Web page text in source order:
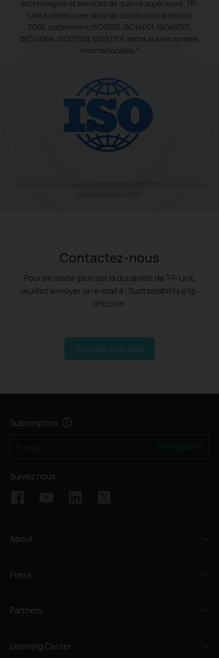
technologies et services de qualité supérieure, TP-
Link a obtenu une série de certifications depuis
2000, notamment ISO9001, ISO14001, ISO45001,
ISO14064, ISO27001, ISO27701, entre autres normes
internationales.*
Contactez-nous
Pour en savoir plus sur la durabilité de TP-Link,
veuillez envoyer un e-mail à : Sustainability@tp-
link.com.
Envoyer un e-mail
Subscription
Suivez nous
About
Press
Partners
Learning Center